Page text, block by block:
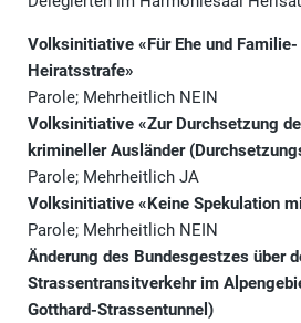
Volksinitiative «Für Ehe und
Heiratsstrafe»
Parole; Mehrheitlich NEIN
Volksinitiative «Zur Durchsetzung
krimineller Ausländer
Parole; Mehrheitlich JA
Volksinitiative «Keine Spekulation
Parole; Mehrheitlich NEIN
Änderung des Bundesgestzes über
Strassentransitverkehr im
Gotthard-Strassentunnel)